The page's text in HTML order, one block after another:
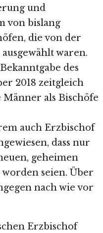
und
von bislang
die von der
waren.
des
2018 zeitgleich
als Bischöfe
auch Erzbischof
dass nur
geheimen
seien. Über
nach wie vor
Erzbischof